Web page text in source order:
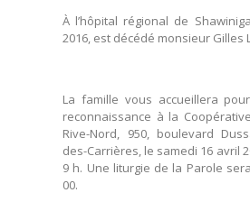
À l’hôpital régional de
2016, est décédé monsieur Gilles
La famille vous accueillera
reconnaissance à la
Rive-Nord, 950, boulevard
des-Carrières, le samedi 16 avril
9 h. Une liturgie de la Parole
00.